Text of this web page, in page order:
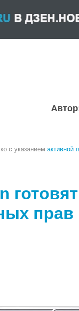
с указанием активной
прав